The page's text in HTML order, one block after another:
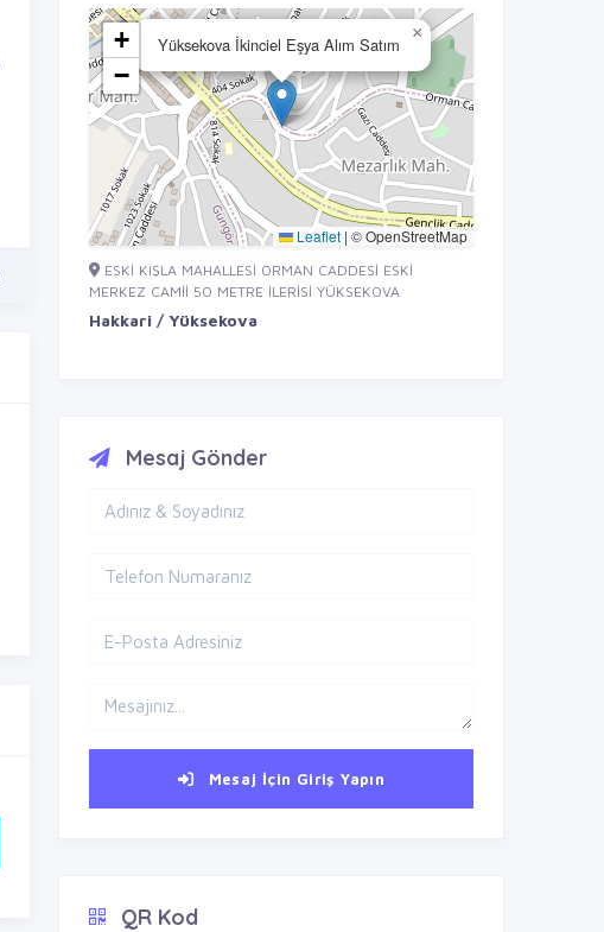
Yüksekova İkinciel Eşya Alım Satım
×
+
−
Leaflet | © OpenStreetMap
ESKİ KIŞLA MAHALLESİ ORMAN CADDESİ ESKİ
MERKEZ CAMİİ 50 METRE İLERİSİ YÜKSEKOVA
Hakkari / Yüksekova
Mesaj Gönder
Mesaj İçin Giriş Yapın
QR Kod